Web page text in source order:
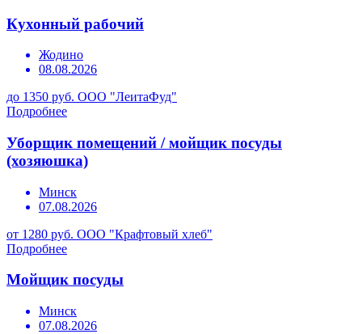
Кухонный рабочий
Жодино
08.08.2026
до 1350 руб. ООО "ЛеитаФуд"
Подробнее
Уборщик помещений / мойщик посуды
(хозяюшка)
Минск
07.08.2026
от 1280 руб. ООО "Крафтовый хлеб"
Подробнее
Мойщик посуды
Минск
07.08.2026